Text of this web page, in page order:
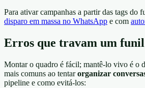
Para ativar campanhas a partir das tags do
disparo em massa no WhatsApp e com
Erros que travam um
Montar o quadro é fácil; mantê-lo vivo é o
mais comuns ao tentarorganizar
pipeline e como evitá-los: